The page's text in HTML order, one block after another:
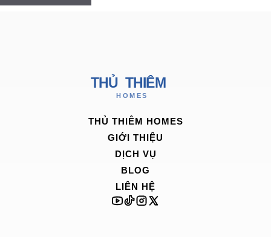
THỦ THIÊM HOMES
GIỚI THIỆU
DỊCH VỤ
BLOG
LIÊN HỆ